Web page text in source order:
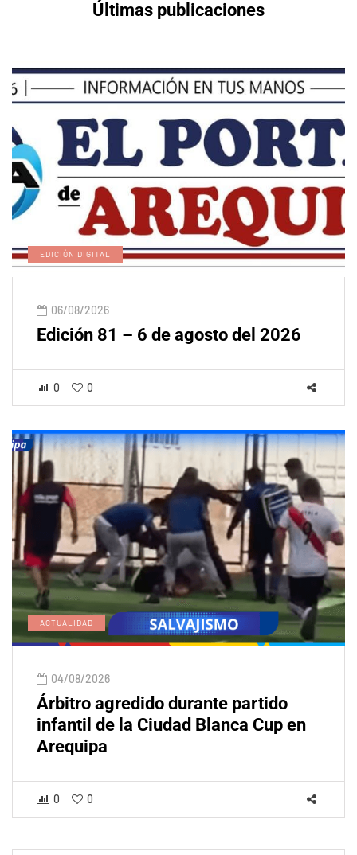
Últimas publicaciones
EDICIÓN DIGITAL
06/08/2026
Edición 81 – 6 de agosto del 2026
0 0
ACTUALIDAD
04/08/2026
Árbitro agredido durante partido
infantil de la Ciudad Blanca Cup en
Arequipa
0 0